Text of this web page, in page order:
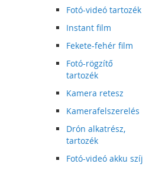
Fotó-videó tartozék
Instant film
Fekete-fehér film
Fotó-rögzítő
tartozék
Kamera retesz
Kamerafelszerelés
Drón alkatrész,
tartozék
Fotó-videó akku szíj